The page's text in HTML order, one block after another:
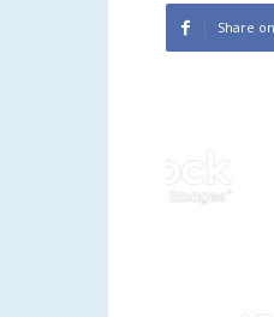
Share